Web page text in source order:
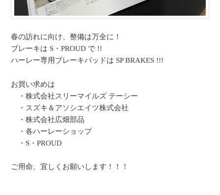
春の訪れに向け、整備は万全に！
ブレーキは S・PROUD で !!
ハーレー専用ブレーキパッドは SP BRAKES !!!
お買い求めは
・株式会社スリーマイルズ テーシー
・スズキ＆アソシエイツ株式会社
・株式会社広畑部品
・各ハーレーショップ
・S・PROUD
ご用命、宜しくお願いします！！！